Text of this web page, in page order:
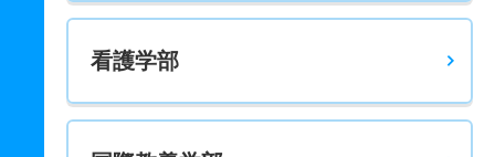
看護学部